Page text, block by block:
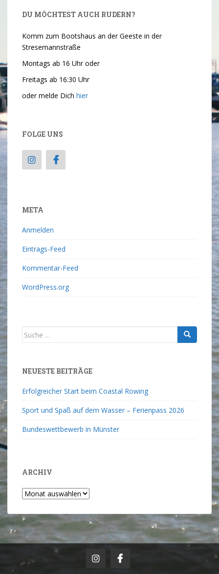
DU MÖCHTEST AUCH RUDERN?
Komm zum Bootshaus an der Geeste in der
Stresemannstraße
Montags ab 16 Uhr oder
Freitags ab 16:30 Uhr
oder melde Dich hier
FOLGE UNS
META
Anmelden
Eintrags-Feed
Kommentar-Feed
WordPress.org
NEUESTE BEITRÄGE
Erfolgreicher Start beim Coastal Rowing
Sport und Spaß auf dem Wasser – Ferienpass 2026
Bundeswettbewerb in Münster
ARCHIV